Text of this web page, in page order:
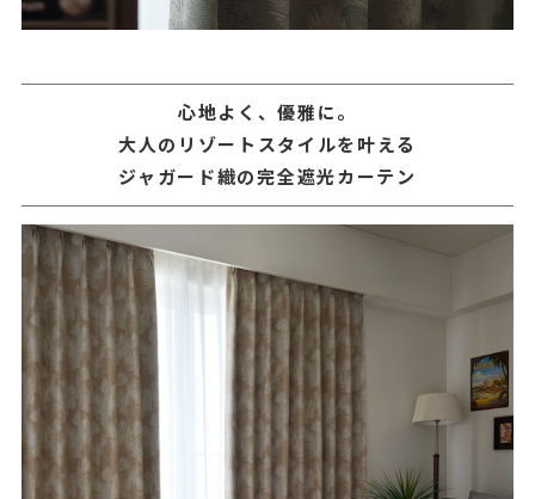
心地よく、優雅に。
大人のリゾートスタイルを叶える
ジャガード織の完全遮光カーテン